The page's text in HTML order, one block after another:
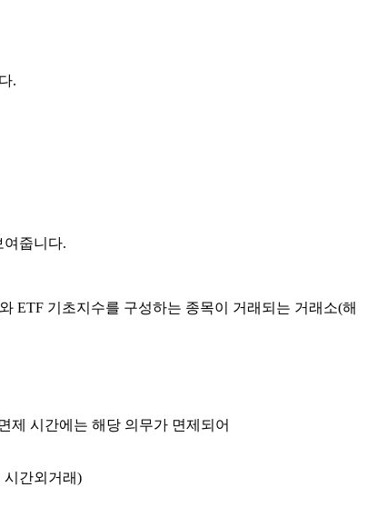
.
여줍니다.
ETF 기초지수를 구성하는 종목이 거래되는 거래소(해
제 시간에는 해당 의무가 면제되어